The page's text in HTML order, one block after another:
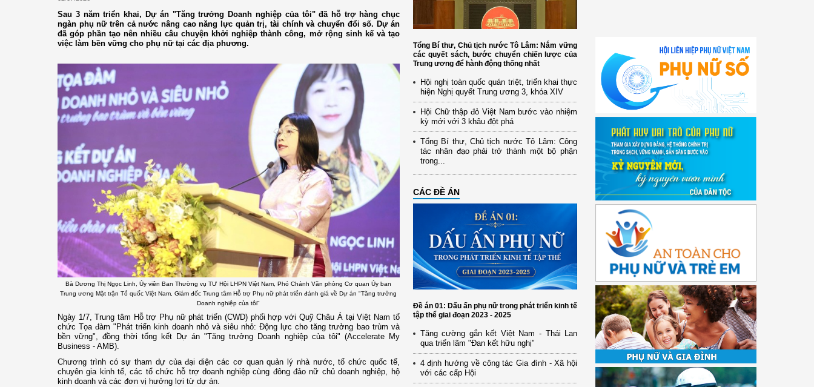
Sau 3 năm triển khai, Dự án "Tăng trưởng Doanh nghiệp của tôi" đã hỗ trợ hàng chục
ngàn phụ nữ trên cả nước nâng cao năng lực quản trị, tài chính và chuyển đổi số. Dự án
đã góp phần tạo nên nhiều câu chuyện khởi nghiệp thành công, mở rộng sinh kế và tạo
việc làm bền vững cho phụ nữ tại các địa phương.
Bà Dương Thị Ngọc Linh, Ủy viên Ban Thường vụ TƯ Hội LHPN Việt Nam, Phó Chánh Văn phòng Cơ quan Ủy ban
Trung ương Mặt trận Tổ quốc Việt Nam, Giám đốc Trung tâm Hỗ trợ Phụ nữ phát triển đánh giá về Dự án "Tăng trưởng
Doanh nghiệp của tôi"
Ngày 1/7, Trung tâm Hỗ trợ Phụ nữ phát triển (CWD) phối hợp với Quỹ Châu Á tại Việt Nam tổ
chức Tọa đàm "Phát triển kinh doanh nhỏ và siêu nhỏ: Động lực cho tăng trưởng bao trùm và
bền vững", đồng thời tổng kết Dự án "Tăng trưởng Doanh nghiệp của tôi" (Accelerate My
Business - AMB).
Chương trình có sự tham dự của đại diện các cơ quan quản lý nhà nước, tổ chức quốc tế,
chuyên gia kinh tế, các tổ chức hỗ trợ doanh nghiệp cùng đông đảo nữ chủ doanh nghiệp, hộ
kinh doanh và các đơn vị hưởng lợi từ dự án.
Tổng Bí thư, Chủ tịch nước Tô Lâm: Nắm vững
các quyết sách, bước chuyển chiến lược của
Trung ương để hành động thống nhất
Hội nghị toàn quốc quán triệt, triển khai thực
hiện Nghị quyết Trung ương 3, khóa XIV
Hội Chữ thập đỏ Việt Nam bước vào nhiệm
kỳ mới với 3 khâu đột phá
Tổng Bí thư, Chủ tịch nước Tô Lâm: Công
tác nhân đạo phải trở thành một bộ phận
trong...
CÁC ĐỀ ÁN
Đề án 01: Dấu ấn phụ nữ trong phát triển kinh tế
tập thể giai đoạn 2023 - 2025
Tăng cường gắn kết Việt Nam - Thái Lan
qua triển lãm "Đan kết hữu nghị"
4 định hướng về công tác Gia đình - Xã hội
với các cấp Hội